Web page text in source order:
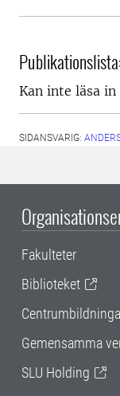
Kan inte läsa in
SIDANSVARIG:
Fakulteter
Biblioteket
Gemensamma
SLU Holding